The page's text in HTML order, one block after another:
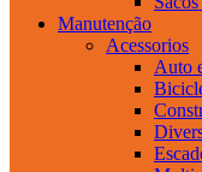
Manutenção
Acessorios
Auto